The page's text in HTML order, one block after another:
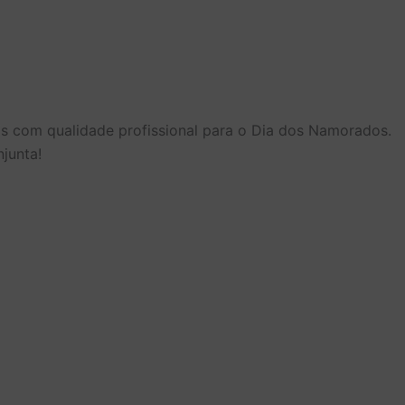
qualidade profissional para o Dia dos Namorados.